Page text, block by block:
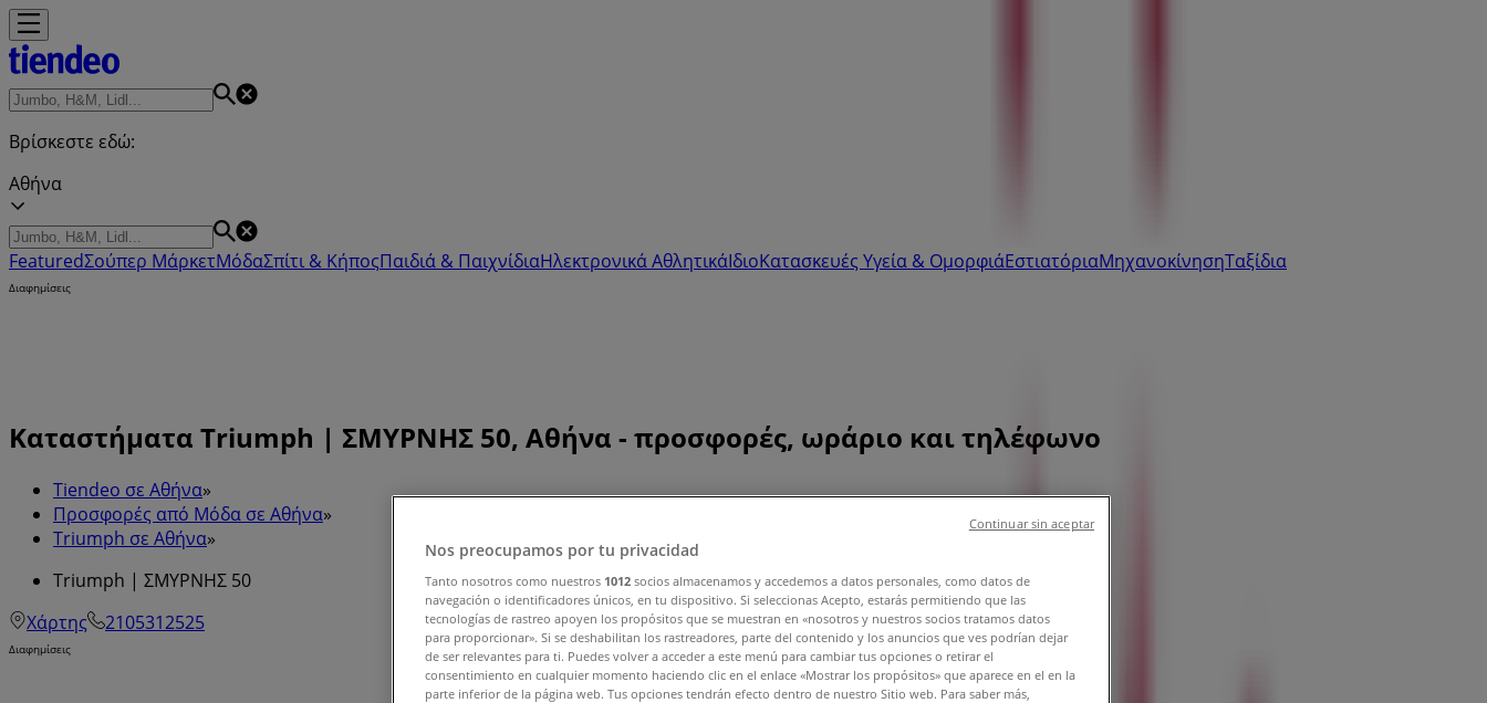
Βρίσκεστε εδώ:
Αθήνα
FeaturedΣούπερ ΜάρκετΜόδαΣπίτι & ΚήποςΠαιδιά & ΠαιχνίδιαΗλεκτρονικάΑθλητικάΙδιοΚατασκευές Υγεία & ΟμορφιάΕστιατόριαΜηχανοκίνησηΤαξίδια
Διαφημίσεις
Καταστήματα Triumph | ΣΜΥΡΝΗΣ 50, Αθήνα - προσφορές, ωράριο και τηλέφωνο
Tiendeo σε Αθήνα»
Προσφορές από Μόδα σε Αθήνα»
Triumph σε Αθήνα»
Triumph | ΣΜΥΡΝΗΣ 50
Χάρτης
2105312525
Διαφημίσεις
Nos preocupamos por tu privacidad
Tanto nosotros como nuestros 1012 socios almacenamos y accedemos a datos personales, como datos de
navegación o identificadores únicos, en tu dispositivo. Si seleccionas Acepto, estarás permitiendo que las
tecnologías de rastreo apoyen los propósitos que se muestran en «nosotros y nuestros socios tratamos datos
para proporcionar». Si se deshabilitan los rastreadores, parte del contenido y los anuncios que ves podrían dejar
de ser relevantes para ti. Puedes volver a acceder a este menú para cambiar tus opciones o retirar el
consentimiento en cualquier momento haciendo clic en el enlace «Mostrar los propósitos» que aparece en el en la
parte inferior de la página web. Tus opciones tendrán efecto dentro de nuestro Sitio web. Para saber más,
Continuar sin aceptar